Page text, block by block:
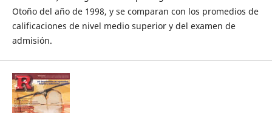
Otoño del año de 1998, y se comparan con los promedios de
calificaciones de nivel medio superior y del examen de
admisión.